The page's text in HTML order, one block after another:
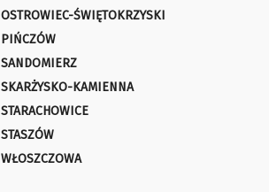
OSTROWIEC-ŚWIĘTOKRZYSKI
PIŃCZÓW
SANDOMIERZ
SKARŻYSKO-KAMIENNA
STARACHOWICE
STASZÓW
WŁOSZCZOWA